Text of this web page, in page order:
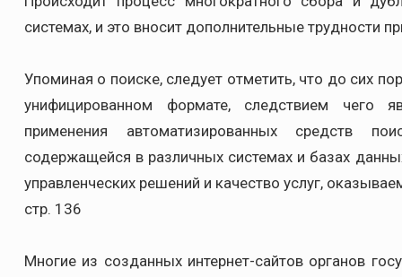
системах, и это вносит дополнительные трудности
Упоминая о поиске, следует отметить, что до сих
унифицированном формате, следствием чего
применения автоматизированных средств
содержащейся в различных системах и базах
управленческих решений и качество услуг,
стр. 136
Многие из созданных интернет-сайтов органов